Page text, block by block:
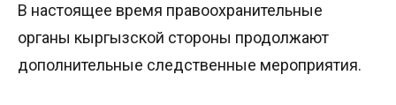
В настоящее время правоохранительные
органы кыргызской стороны продолжают
дополнительные следственные мероприятия.